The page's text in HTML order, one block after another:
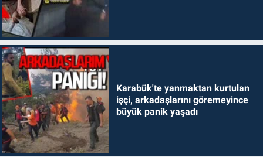
Karabük'te yanmaktan kurtulan
işçi, arkadaşlarını göremeyince
büyük panik yaşadı